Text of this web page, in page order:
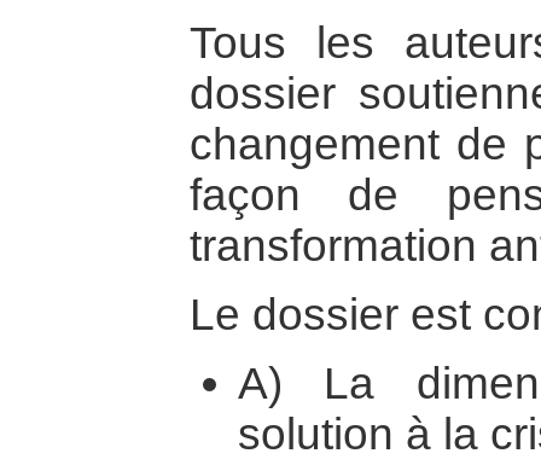
Tous les
dossier
changement de
façon de
transformation
Le dossier est
A) La
solution à la